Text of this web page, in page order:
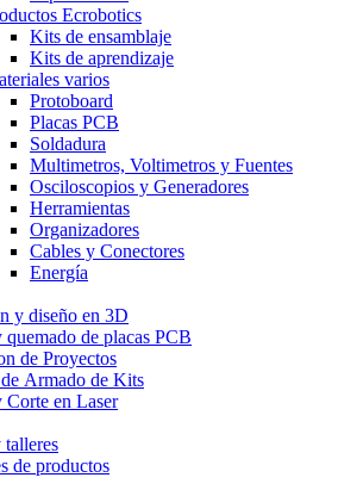
Ecrobotics
Kits de ensamblaje
Kits de aprendizaje
varios
Protoboard
Placas PCB
Soldadura
Multimetros, Voltimetros y Fuentes
Osciloscopios y Generadores
Herramientas
Organizadores
Cables y Conectores
Energía
y diseño en 3D
de placas PCB
de Proyectos
Armado de Kits
Corte en Laser
talleres
de productos